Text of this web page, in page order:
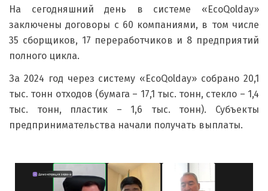
На сегодняшний день в системе «EcoQolday»
заключены договоры с 60 компаниями, в том числе
35 сборщиков, 17 переработчиков и 8 предприятий
полного цикла.
За 2024 год через систему «EcoQolday» собрано 20,1
тыс. тонн отходов (бумага – 17,1 тыс. тонн, стекло – 1,4
тыс. тонн, пластик – 1,6 тыс. тонн). Субъекты
предпринимательства начали получать выплаты.